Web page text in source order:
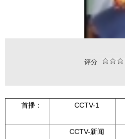
评分
首播： CCTV-1
CCTV-新闻